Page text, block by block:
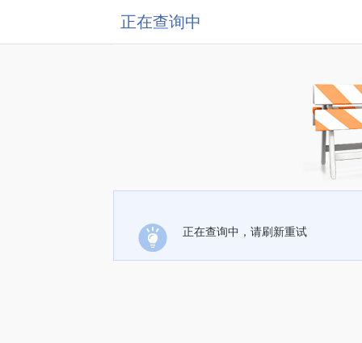
正在查询中
正在查询中，请刷新重试